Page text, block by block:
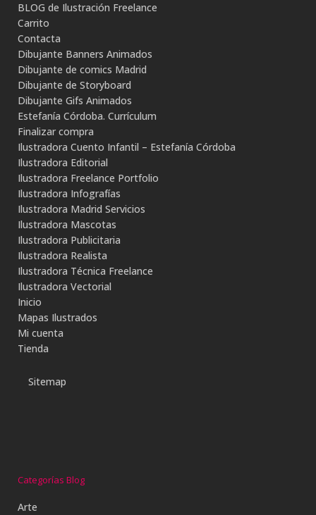
BLOG de Ilustración Freelance
Carrito
Contacta
Dibujante Banners Animados
Dibujante de comics Madrid
Dibujante de Storyboard
Dibujante Gifs Animados
Estefanía Córdoba. Currículum
Finalizar compra
Ilustradora Cuento Infantil – Estefanía Córdoba
Ilustradora Editorial
Ilustradora Freelance Portfolio
Ilustradora Infografías
Ilustradora Madrid Servicios
Ilustradora Mascotas
Ilustradora Publicitaria
Ilustradora Realista
Ilustradora Técnica Freelance
Ilustradora Vectorial
Inicio
Mapas Ilustrados
Mi cuenta
Tienda
Sitemap
Categorías Blog
Arte